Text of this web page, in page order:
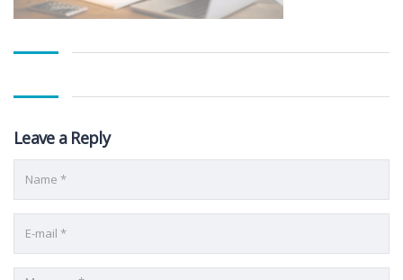
Leave a Reply